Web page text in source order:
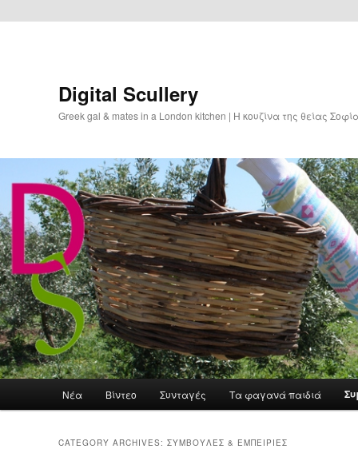
Digital Scullery
Greek gal & mates in a London kitchen | Η κουζίνα της θείας
Skip to primary content
Skip to secondary content
Νέα Βίντεο Συνταγές Τα φαγανά παιδιά
CATEGORY ARCHIVES: ΣΥΜΒΟΥΛΕΣ & ΕΜΠΕΙΡΙΕΣ